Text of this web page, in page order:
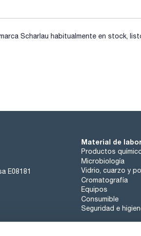
Scharlau habitualmente en stock,
E08181
Material de
Productos
Microbiología
Vidrio, cuarzo y
Cromatografía
Equipos
Consumible
Seguridad e